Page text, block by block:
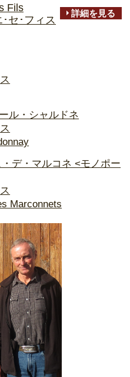
Fils
セ･フィス
詳細を見る
ル・シャルドネ
デ・マルコネ <モノポー
Marconnets